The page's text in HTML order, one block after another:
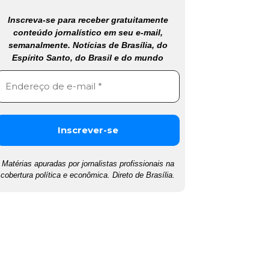
Inscreva-se para receber gratuitamente
conteúdo jornalístico em seu e-mail,
semanalmente. Notícias de Brasília, do
Espírito Santo, do Brasil e do mundo
Matérias apuradas por jornalistas profissionais na
cobertura política e econômica. Direto de Brasília.